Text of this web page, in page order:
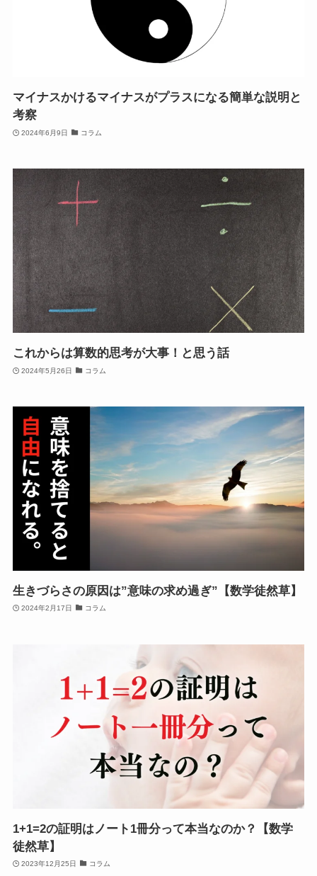
マイナスかけるマイナスがプラスになる簡単な説明と
考察
2024年6月9日 コラム
これからは算数的思考が大事！と思う話
2024年5月26日 コラム
生きづらさの原因は”意味の求め過ぎ”【数学徒然草】
2024年2月17日 コラム
1+1=2の証明はノート1冊分って本当なのか？【数学
徒然草】
2023年12月25日 コラム